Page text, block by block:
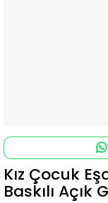
Kız Çocuk
Baskılı